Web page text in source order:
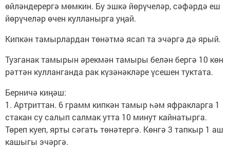
өйләндерергә мөмкин. Бу эшкә йөрүчеләр, сәфәрдә еш
йөрүчеләр өчен кулланырга уңай.
Кипкән тамырлардан төнәтмә ясап та эчәргә дә ярый.
Тузганак тамырын әрекмән тамыры белән бергә 10 көн
рәттән кулланганда рак күзәнәкләре үсешен туктата.
Берничә киңәш:
1. Артриттан. 6 грамм кипкән тамыр һәм яфракларга 1
стакан су салып салмак утта 10 минут кайнатырга.
Төреп куеп, ярты сәгать төнәтергә. Көнгә 3 тапкыр 1 аш
кашыгы эчәргә.